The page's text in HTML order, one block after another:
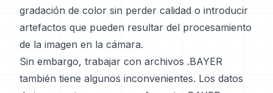
gradación de color sin perder calidad o introducir
artefactos que pueden resultar del procesamiento
de la imagen en la cámara.
Sin embargo, trabajar con archivos .BAYER
también tiene algunos inconvenientes. Los datos